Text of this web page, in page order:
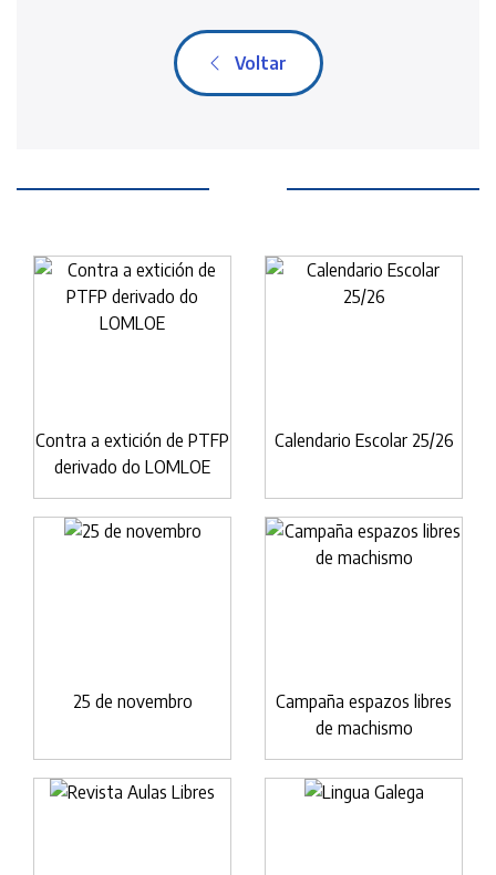
Voltar
Contra a extición de PTFP
derivado do LOMLOE
Calendario Escolar 25/26
25 de novembro
Campaña espazos libres
de machismo